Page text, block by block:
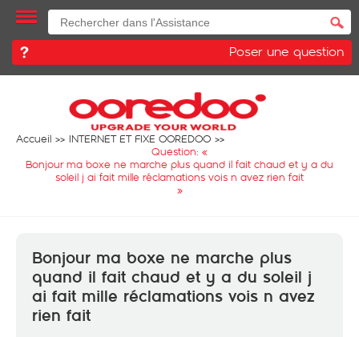
Poser une question
Accueil
INTERNET ET FIXE OOREDOO
Question: «
Bonjour ma boxe ne marche plus quand il fait chaud et y a du
soleil j ai fait mille réclamations vois n avez rien fait
»
Bonjour ma boxe ne marche plus
quand il fait chaud et y a du soleil j
ai fait mille réclamations vois n avez
rien fait